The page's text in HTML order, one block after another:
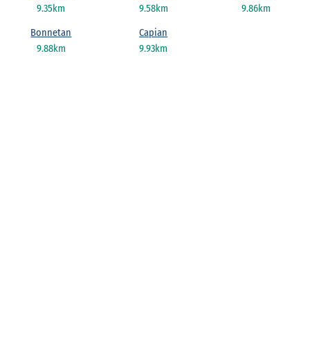
9.35km
9.58km
9.86km
9.88km
Bonnetan
9.93km
Capian